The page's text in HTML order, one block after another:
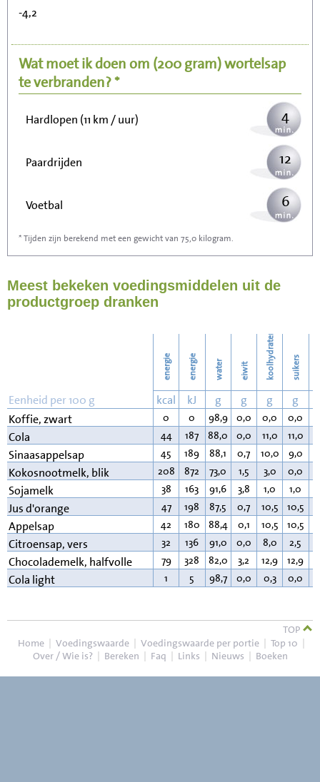
-4,2
Wat moet ik doen om (200 gram)wortelsap
te verbranden? *
Wandelen (5 km/uur) 11
Hardlopen (11 km / uur) 4
Paardrijden 12
Voetbal 6
Stofzuigen
Strijken 21
24
* Tijden zijn berekend met een gewicht van 75,0 kilogram.
Meest bekeken voedingsmiddelen uit de
productgroep dranken
energie energie water eiwit koolhydraten suikers
Eenheid per 100 g kcal kJ g g g g
Koffie, zwart
0 0 98,9 0,0 0,0 0,0
Cola 44 187 88,0 0,0 11,0 11,0
Sinaasappelsap 45 189 88,1 0,7 10,0 9,0
Kokosnootmelk, blik 208 872 73,0 1,5 3,0 0,0
Sojamelk 38 163 91,6 3,8 1,0 1,0
Jus d'orange 47 198 87,5 0,7 10,5 10,5
Appelsap 42 180 88,4 0,1 10,5 10,5
Citroensap, vers 32 136 91,0 0,0 8,0 2,5
Chocolademelk, halfvolle 79 328 82,0 3,2 12,9 12,9
Cola light 1 5 98,7 0,0 0,3 0,0
TOP
Home | Voedingswaarde | Voedingswaarde per portie | Top 10 |
Over / Wie is? | Bereken | Faq | Links | Nieuws | Boeken